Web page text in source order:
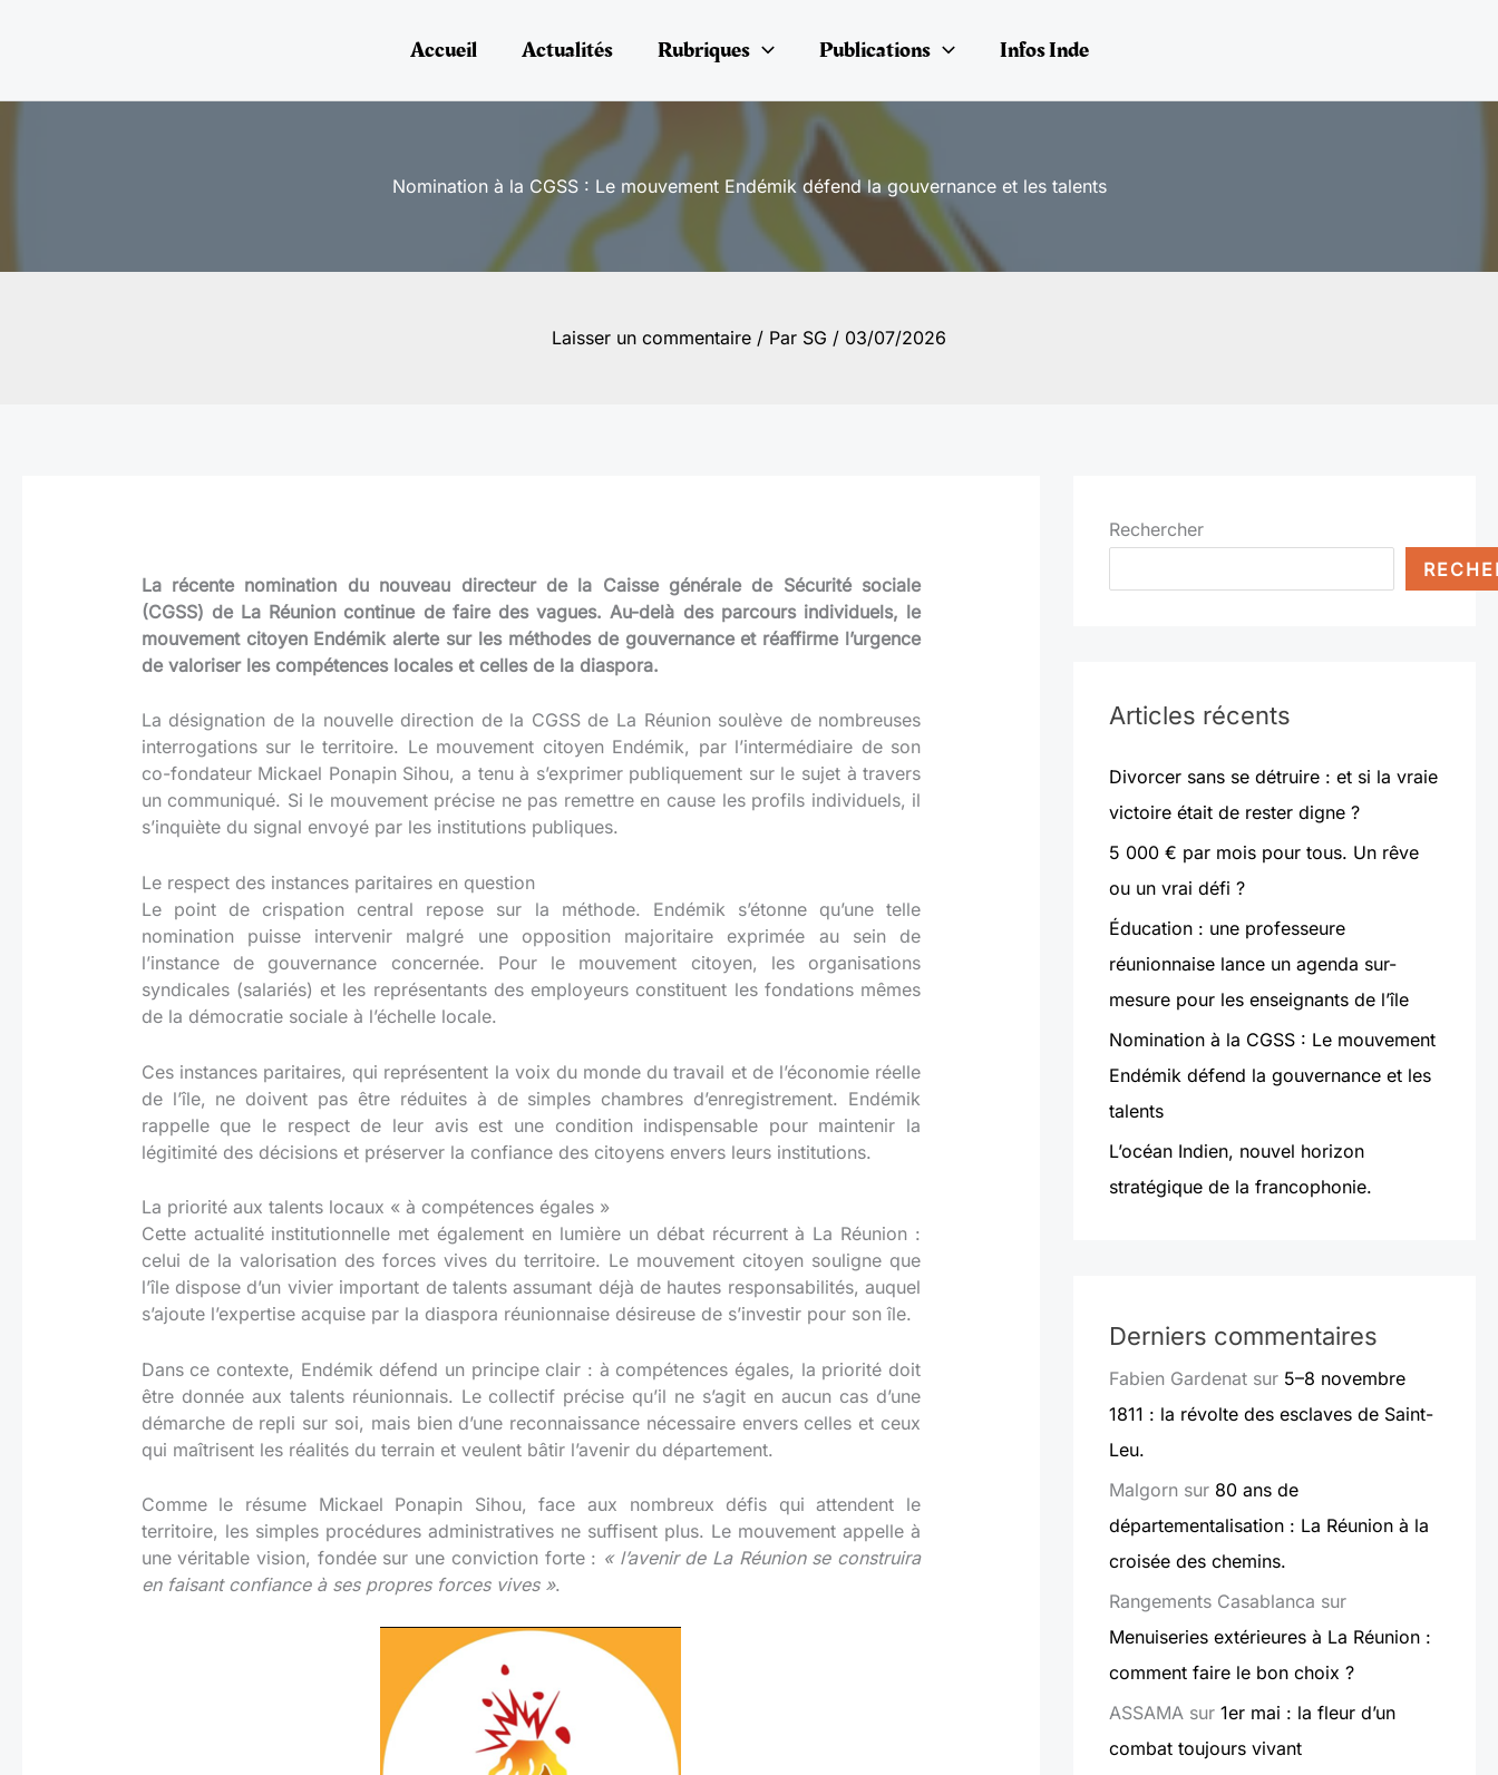
Accueil Actualités Rubriques Publications Infos Inde
Nomination à la CGSS : Le mouvement Endémik défend la gouvernance et les talents
Laisser un commentaire / Par SG / 03/07/2026
La récente nomination du nouveau directeur de la Caisse générale de Sécurité sociale
(CGSS) de La Réunion continue de faire des vagues. Au-delà des parcours individuels, le
mouvement citoyen Endémik alerte sur les méthodes de gouvernance et réaffirme l’urgence
de valoriser les compétences locales et celles de la diaspora.
La désignation de la nouvelle direction de la CGSS de La Réunion soulève de nombreuses
interrogations sur le territoire. Le mouvement citoyen Endémik, par l’intermédiaire de son
co-fondateur Mickael Ponapin Sihou, a tenu à s’exprimer publiquement sur le sujet à travers
un communiqué. Si le mouvement précise ne pas remettre en cause les profils individuels, il
s’inquiète du signal envoyé par les institutions publiques.
Le respect des instances paritaires en question
Le point de crispation central repose sur la méthode. Endémik s’étonne qu’une telle
nomination puisse intervenir malgré une opposition majoritaire exprimée au sein de
l’instance de gouvernance concernée. Pour le mouvement citoyen, les organisations
syndicales (salariés) et les représentants des employeurs constituent les fondations mêmes
de la démocratie sociale à l’échelle locale.
Ces instances paritaires, qui représentent la voix du monde du travail et de l’économie réelle
de l’île, ne doivent pas être réduites à de simples chambres d’enregistrement. Endémik
rappelle que le respect de leur avis est une condition indispensable pour maintenir la
légitimité des décisions et préserver la confiance des citoyens envers leurs institutions.
La priorité aux talents locaux « à compétences égales »
Cette actualité institutionnelle met également en lumière un débat récurrent à La Réunion :
celui de la valorisation des forces vives du territoire. Le mouvement citoyen souligne que
l’île dispose d’un vivier important de talents assumant déjà de hautes responsabilités, auquel
s’ajoute l’expertise acquise par la diaspora réunionnaise désireuse de s’investir pour son île.
Dans ce contexte, Endémik défend un principe clair : à compétences égales, la priorité doit
être donnée aux talents réunionnais. Le collectif précise qu’il ne s’agit en aucun cas d’une
démarche de repli sur soi, mais bien d’une reconnaissance nécessaire envers celles et ceux
qui maîtrisent les réalités du terrain et veulent bâtir l’avenir du département.
Comme le résume Mickael Ponapin Sihou, face aux nombreux défis qui attendent le
territoire, les simples procédures administratives ne suffisent plus. Le mouvement appelle à
une véritable vision, fondée sur une conviction forte : « l’avenir de La Réunion se construira
en faisant confiance à ses propres forces vives ».
Rechercher
Articles récents
Divorcer sans se détruire : et si la vraie
victoire était de rester digne ?
5 000 € par mois pour tous. Un rêve
ou un vrai défi ?
Éducation : une professeure
réunionnaise lance un agenda sur-
mesure pour les enseignants de l’île
Nomination à la CGSS : Le mouvement
Endémik défend la gouvernance et les
talents
L’océan Indien, nouvel horizon
stratégique de la francophonie.
Derniers commentaires
Fabien Gardenatsur 5–8 novembre
1811 : la révolte des esclaves de Saint-
Leu.
Malgornsur 80 ans de
départementalisation : La Réunion à la
croisée des chemins.
Rangements Casablanca sur
Menuiseries extérieures à La Réunion :
comment faire le bon choix ?
ASSAMA sur 1er mai : la fleur d’un
combat toujours vivant